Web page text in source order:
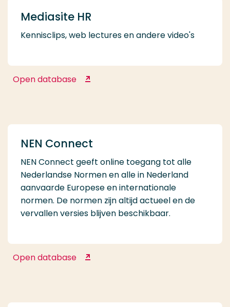
Mediasite HR
Kennisclips, web lectures en andere video's
Open database Mediasite HR
NEN Connect
NEN Connect geeft online toegang tot alle
Nederlandse Normen en alle in Nederland
aanvaarde Europese en internationale
normen. De normen zijn altijd actueel en de
vervallen versies blijven beschikbaar.
Open database NEN Connect